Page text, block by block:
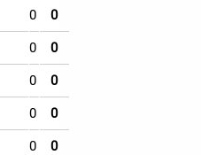
0 0
0 0
0 0
0 0
0 0